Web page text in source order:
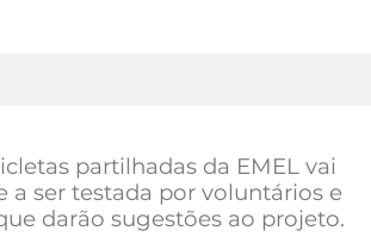
2026
partilhadas da EMEL vai
a ser testada por voluntários e
darão sugestões ao projeto.